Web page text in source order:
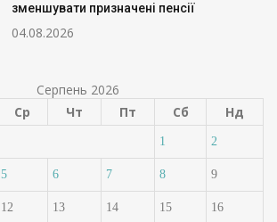
зменшувати призначені пенсії
04.08.2026
Серпень 2026
Ср Чт Пт Сб Нд
1 2
5 6 7 8 9
12 13 14 15 16